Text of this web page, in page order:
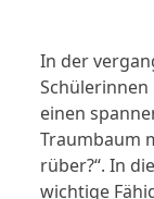
In der
Schülerinnen
einen
Traumbaum
rüber?“. In
wichtige